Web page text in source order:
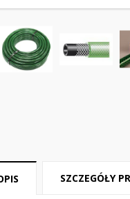
SZCZEGÓŁY